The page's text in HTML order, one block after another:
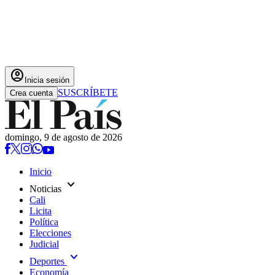
account_circle Inicia sesión
Crea cuenta SUSCRÍBETE
domingo, 9 de agosto de 2026
Inicio
Noticias expand_more
Cali
Licita
Política
Elecciones
Judicial
Deportes expand_more
Economía